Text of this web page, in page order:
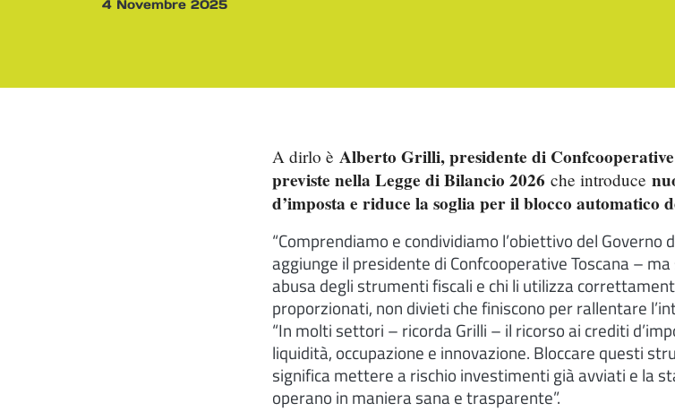
4 Novembre 2025
A dirlo è Alberto Grilli, presidente di
previste nella Legge di Bilancio 2026 che introduce
d’imposta e riduce la soglia per il blocco automatico
“Comprendiamo e condividiamo l’obiettivo del Governo
aggiunge il presidente di Confcooperative Toscana –
abusa degli strumenti fiscali e chi li utilizza
proporzionati, non divieti che finiscono per rallentare
“In molti settori – ricorda Grilli – il ricorso ai crediti
liquidità, occupazione e innovazione. Bloccare questi
significa mettere a rischio investimenti già avviati e la
operano in maniera sana e trasparente”.